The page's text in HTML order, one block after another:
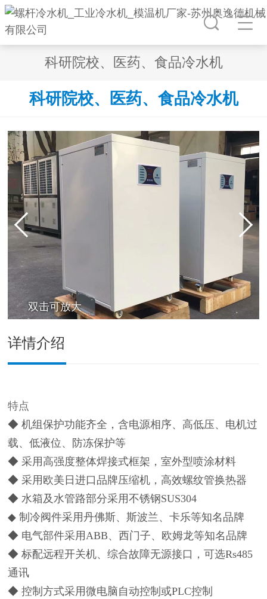
科研院校、医药、食品冷水机
科研院校、医药、食品冷水机
双击可放大
详情介绍
特点
◆ 机组保护功能齐全，含电源相序、高低压、电机过
载、低液位、防冻保护等
◆ 采用高强度整体焊接式框架，室外型喷涂材料
◆ 采用欧美日进口品牌压缩机，高效螺纹管换热器
◆ 水箱及水管路部分采用不锈钢SUS304
◆ 制冷阀件采用丹佛斯、斯波兰、卡乐等知名品牌
◆ 电气部件采用ABB、西门子、欧姆龙等知名品牌
◆ 标配远程开关机、综合故障无源接口，可选Rs485
通讯
◆ 控制方式采用微电脑自动控制或PLC控制